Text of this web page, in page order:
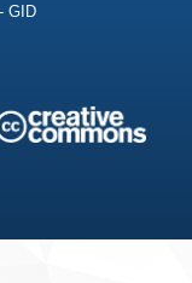
GID